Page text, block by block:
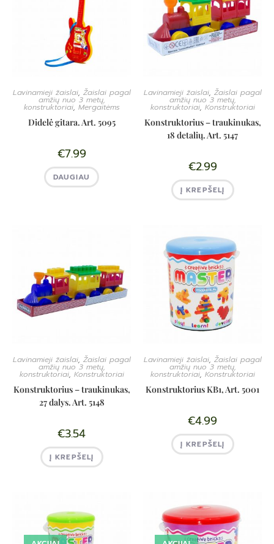
Lavinamieji žaislai, Žaislai pagal
amžių nuo 3 metų,
konstruktoriai, Mergaitėms
Didelė gitara. Art. 5095
€7.99
DAUGIAU
Lavinamieji žaislai, Žaislai pagal
amžių nuo 3 metų,
konstruktoriai, Konstruktoriai
Konstruktorius – traukinukas,
18 detalių. Art. 5147
€2.99
Į KREPŠELĮ
Lavinamieji žaislai, Žaislai pagal
amžių nuo 3 metų,
konstruktoriai, Konstruktoriai
Konstruktorius – traukinukas,
27 dalys. Art. 5148
€3.54
Į KREPŠELĮ
Lavinamieji žaislai, Žaislai pagal
amžių nuo 3 metų,
konstruktoriai, Konstruktoriai
Konstruktorius KB1, Art. 5001
€4.99
Į KREPŠELĮ